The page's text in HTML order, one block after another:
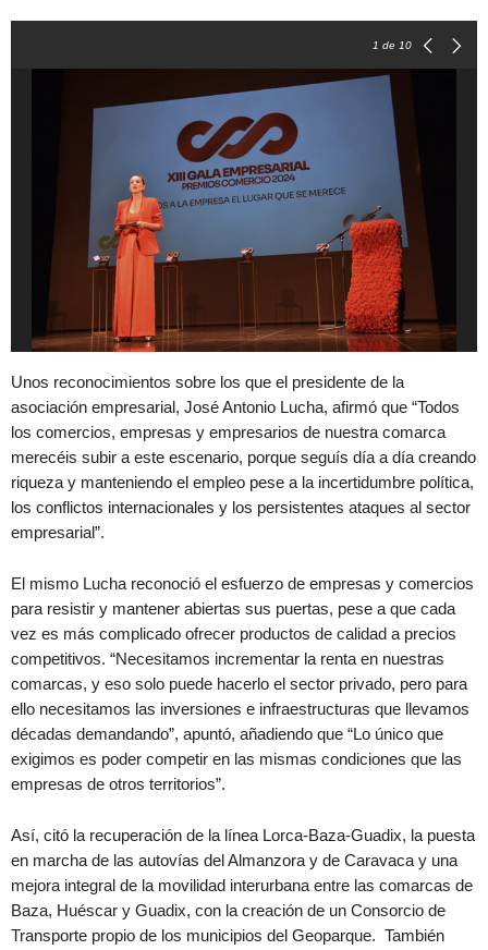
1 de 10
Unos reconocimientos sobre los que el presidente de la
asociación empresarial, José Antonio Lucha, afirmó que “Todos
los comercios, empresas y empresarios de nuestra comarca
merecéis subir a este escenario, porque seguís día a día creando
riqueza y manteniendo el empleo pese a la incertidumbre política,
los conflictos internacionales y los persistentes ataques al sector
empresarial”.
El mismo Lucha reconoció el esfuerzo de empresas y comercios
para resistir y mantener abiertas sus puertas, pese a que cada
vez es más complicado ofrecer productos de calidad a precios
competitivos. “Necesitamos incrementar la renta en nuestras
comarcas, y eso solo puede hacerlo el sector privado, pero para
ello necesitamos las inversiones e infraestructuras que llevamos
décadas demandando”, apuntó, añadiendo que “Lo único que
exigimos es poder competir en las mismas condiciones que las
empresas de otros territorios”.
Así, citó la recuperación de la línea Lorca-Baza-Guadix, la puesta
en marcha de las autovías del Almanzora y de Caravaca y una
mejora integral de la movilidad interurbana entre las comarcas de
Baza, Huéscar y Guadix, con la creación de un Consorcio de
Transporte propio de los municipios del Geoparque. También